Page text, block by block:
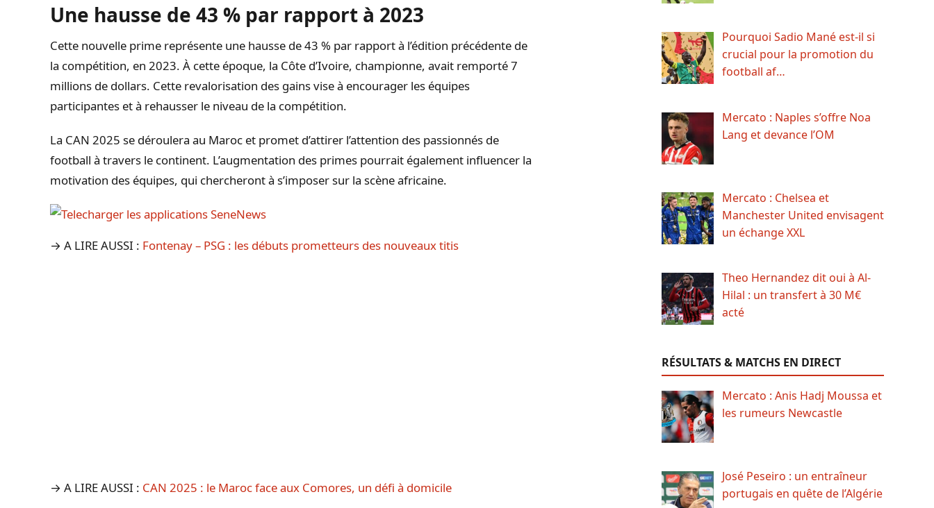
Une hausse de 43 % par rapport à 2023
Cette nouvelle prime représente une hausse de 43 % par rapport à l’édition précédente de
la compétition, en 2023. À cette époque, la Côte d’Ivoire, championne, avait remporté 7
millions de dollars. Cette revalorisation des gains vise à encourager les équipes
participantes et à rehausser le niveau de la compétition.
La CAN 2025 se déroulera au Maroc et promet d’attirer l’attention des passionnés de
football à travers le continent. L’augmentation des primes pourrait également influencer la
motivation des équipes, qui chercheront à s’imposer sur la scène africaine.
→ A LIRE AUSSI : Fontenay – PSG : les débuts prometteurs des nouveaux titis
→ A LIRE AUSSI : CAN 2025 : le Maroc face aux Comores, un défi à domicile
Pourquoi Sadio Mané est-il si
crucial pour la promotion du
football af…
Mercato : Naples s’offre Noa
Lang et devance l’OM
Mercato : Chelsea et
Manchester United envisagent
un échange XXL
Theo Hernandez dit oui à Al-
Hilal : un transfert à 30 M€
acté
RÉSULTATS & MATCHS EN DIRECT
Mercato : Anis Hadj Moussa et
les rumeurs Newcastle
José Peseiro : un entraîneur
portugais en quête de l’Algérie